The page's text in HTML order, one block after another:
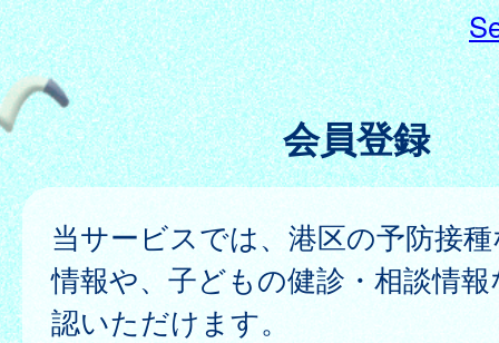
会員登録
当サービスでは、港区の予防接
情報や、子どもの健診・相談情
認いただけます。